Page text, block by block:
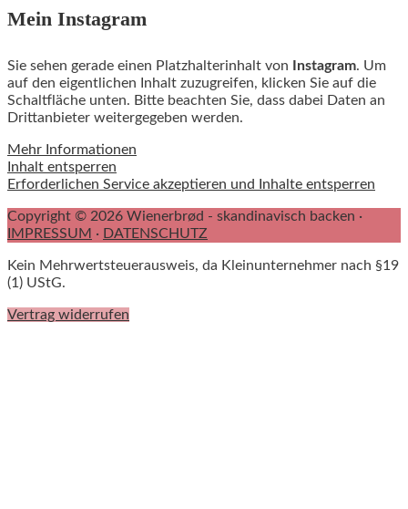
Mein Instagram
Sie sehen gerade einen Platzhalterinhalt von Instagram. Um
auf den eigentlichen Inhalt zuzugreifen, klicken Sie auf die
Schaltfläche unten. Bitte beachten Sie, dass dabei Daten an
Drittanbieter weitergegeben werden.
Mehr Informationen
Inhalt entsperren
Erforderlichen Service akzeptieren und Inhalte entsperren
Copyright © 2026 Wienerbrød - skandinavisch backen ·
IMPRESSUM · DATENSCHUTZ
Kein Mehrwertsteuerausweis, da Kleinunternehmer nach §19
(1) UStG.
Vertrag widerrufen